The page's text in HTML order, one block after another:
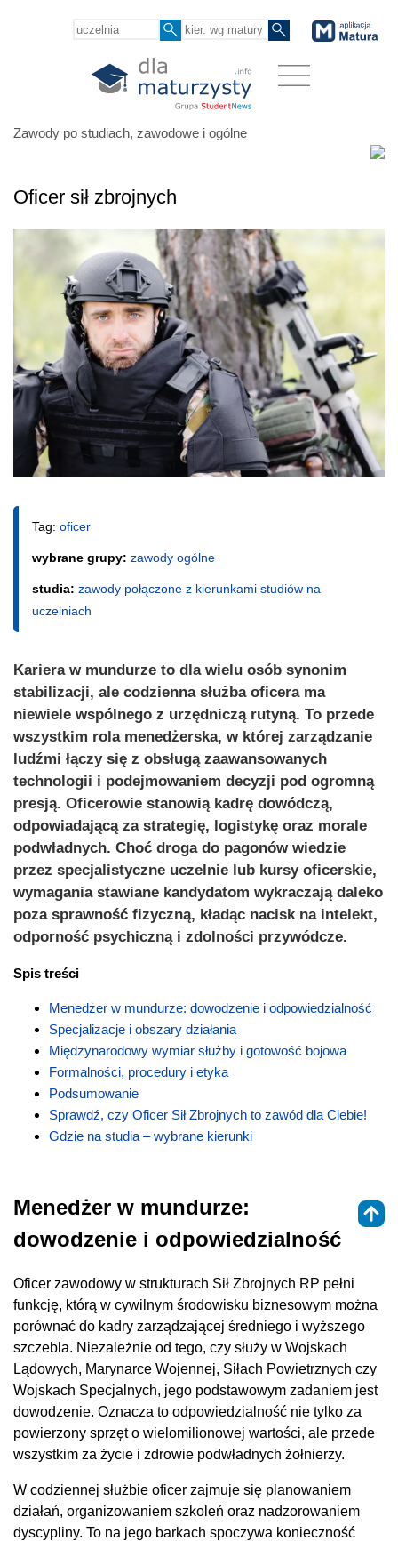
Zawody po studiach, zawodowe i ogólne
Oficer sił zbrojnych
Tag: oficer
wybrane grupy: zawody ogólne
studia: zawody połączone z kierunkami studiów na
uczelniach
Kariera w mundurze to dla wielu osób synonim
stabilizacji, ale codzienna służba oficera ma
niewiele wspólnego z urzędniczą rutyną. To przede
wszystkim rola menedżerska, w której zarządzanie
ludźmi łączy się z obsługą zaawansowanych
technologii i podejmowaniem decyzji pod ogromną
presją. Oficerowie stanowią kadrę dowódczą,
odpowiadającą za strategię, logistykę oraz morale
podwładnych. Choć droga do pagonów wiedzie
przez specjalistyczne uczelnie lub kursy oficerskie,
wymagania stawiane kandydatom wykraczają daleko
poza sprawność fizyczną, kładąc nacisk na intelekt,
odporność psychiczną i zdolności przywódcze.
Spis treści
Menedżer w mundurze: dowodzenie i odpowiedzialność
Specjalizacje i obszary działania
Międzynarodowy wymiar służby i gotowość bojowa
Formalności, procedury i etyka
Podsumowanie
Sprawdź, czy Oficer Sił Zbrojnych to zawód dla Ciebie!
Gdzie na studia – wybrane kierunki
Menedżer w mundurze:
dowodzenie i odpowiedzialność
Oficer zawodowy w strukturach Sił Zbrojnych RP pełni
funkcję, którą w cywilnym środowisku biznesowym można
porównać do kadry zarządzającej średniego i wyższego
szczebla. Niezależnie od tego, czy służy w Wojskach
Lądowych, Marynarce Wojennej, Siłach Powietrznych czy
Wojskach Specjalnych, jego podstawowym zadaniem jest
dowodzenie. Oznacza to odpowiedzialność nie tylko za
powierzony sprzęt o wielomilionowej wartości, ale przede
wszystkim za życie i zdrowie podwładnych żołnierzy.
W codziennej służbie oficer zajmuje się planowaniem
działań, organizowaniem szkoleń oraz nadzorowaniem
dyscypliny. To na jego barkach spoczywa konieczność